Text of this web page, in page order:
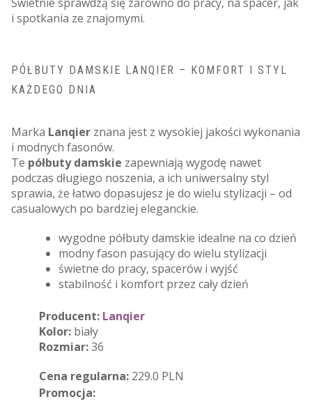
i spotkania ze znajomymi.
PÓŁBUTY DAMSKIE LANQIER – KOMFORT I STYL
KAŻDEGO DNIA
Marka Lanqier znana jest z wysokiej jakości wykonania
i modnych fasonów.
Te półbuty damskie zapewniają wygodę nawet
podczas długiego noszenia, a ich uniwersalny styl
sprawia, że łatwo dopasujesz je do wielu stylizacji – od
casualowych po bardziej eleganckie.
wygodne półbuty damskie idealne na co dzień
modny fason pasujący do wielu stylizacji
świetne do pracy, spacerów i wyjść
stabilność i komfort przez cały dzień
Producent: Lanqier
Kolor: biały
Rozmiar:36
Cena regularna: 229.0 PLN
Promocja: